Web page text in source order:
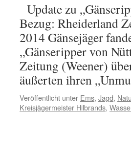
Update zu
Bezug: Rheiderland
2014 Gänsejäger
„Gänseripper von
Zeitung (Weener)
äußerten ihren
Veröffentlicht unter Ems, Jagd,
Kreisjägermeister Hilbrands,